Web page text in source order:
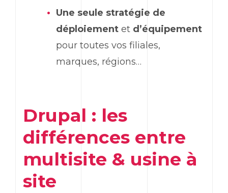
Une seule stratégie de
déploiement et d’équipement
pour toutes vos filiales,
marques, régions…
Drupal : les
différences entre
multisite & usine à
site